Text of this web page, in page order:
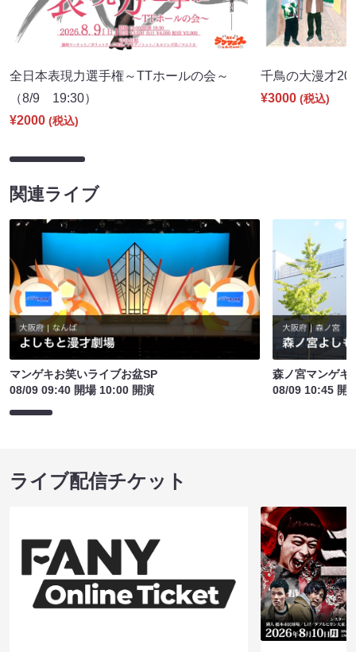
全日本表現力選手権～TTホールの会～
（8/9 19:30）
¥2000 (税込)
千鳥の大漫才
¥3000 (税込)
関連ライブ
マンゲキお笑いライブお盆SP
08/09 09:40 開場 10:00 開演
森ノ宮マンゲキ
08/09 10:45 開
ライブ配信チケット